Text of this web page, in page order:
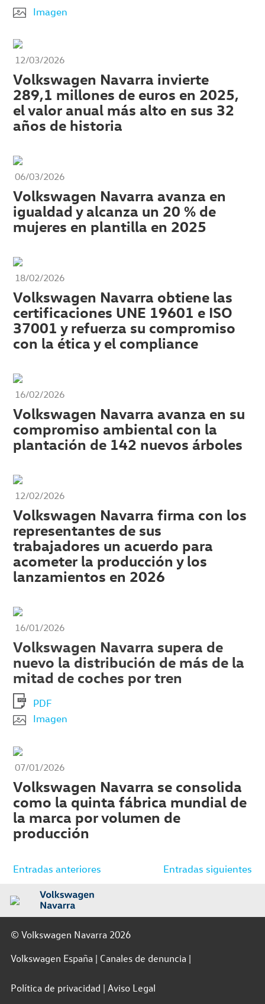
Imagen
12/03/2026
Volkswagen Navarra invierte
289,1 millones de euros en 2025,
el valor anual más alto en sus 32
años de historia
06/03/2026
Volkswagen Navarra avanza en
igualdad y alcanza un 20 % de
mujeres en plantilla en 2025
18/02/2026
Volkswagen Navarra obtiene las
certificaciones UNE 19601 e ISO
37001 y refuerza su compromiso
con la ética y el compliance
16/02/2026
Volkswagen Navarra avanza en su
compromiso ambiental con la
plantación de 142 nuevos árboles
12/02/2026
Volkswagen Navarra firma con los
representantes de sus
trabajadores un acuerdo para
acometer la producción y los
lanzamientos en 2026
16/01/2026
Volkswagen Navarra supera de
nuevo la distribución de más de la
mitad de coches por tren
PDF
Imagen
07/01/2026
Volkswagen Navarra se consolida
como la quinta fábrica mundial de
la marca por volumen de
producción
Navegación
entradas
Entradas anteriores Entradas siguientes
© Volkswagen Navarra 2026
Volkswagen España
Canales de denuncia
Política de privacidad Aviso Legal